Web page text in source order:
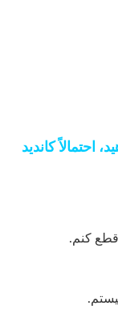
احتمالاً کاندید
قطع کنم.